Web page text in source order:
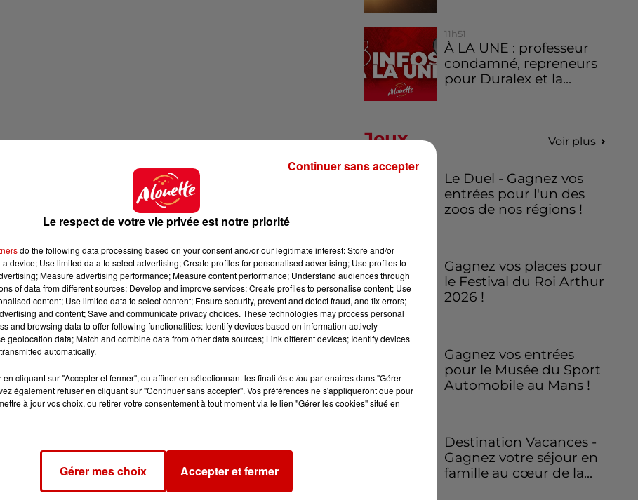
11h51
À LA UNE : professeur
condamné, repreneurs
pour Duralex et la...
Jeux Voir plus
Le Duel - Gagnez vos
entrées pour l'un des
zoos de nos régions !
Gagnez vos places pour
le Festival du Roi Arthur
2026 !
Gagnez vos entrées
pour le Musée du Sport
Automobile au Mans !
Destination Vacances -
Gagnez votre séjour en
famille au cœur de la...
Le respect de votre vie privée est notre priorité
do the following data processing based on your consent and/or our legitimate interest: Store and/or
device; Use limited data to select advertising; Create profiles for personalised advertising; Use profiles to
Measure advertising performance; Measure content performance; Understand audiences through
of data from different sources; Develop and improve services; Create profiles to personalise content; Use
content; Use limited data to select content; Ensure security, prevent and detect fraud, and fix errors;
and content; Save and communicate privacy choices. These technologies may process personal
and browsing data to offer following functionalities: Identify devices based on information actively
geolocation data; Match and combine data from other data sources; Link different devices; Identify devices
automatically.
en cliquant sur "Accepter et fermer", ou affiner en sélectionnant les finalités et/ou partenaires dans "Gérer
également refuser en cliquant sur "Continuer sans accepter". Vos préférences ne s'appliqueront que pour
à jour vos choix, ou retirer votre consentement à tout moment via le lien "Gérer les cookies" situé en
Gérer mes choix Accepter et fermer
Continuer sans accepter